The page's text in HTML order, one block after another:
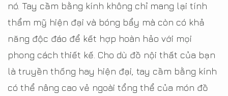
nó. Tay cầm bằng kính không chỉ mang lại tính
thẩm mỹ hiện đại và bóng bẩy mà còn có khả
năng độc đáo để kết hợp hoàn hảo với mọi
phong cách thiết kế. Cho dù đồ nội thất của bạn
là truyền thống hay hiện đại, tay cầm bằng kính
có thể nâng cao vẻ ngoài tổng thể của món đồ